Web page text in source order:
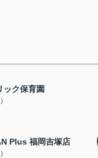
ック保育園
Plus 福岡吉塚店